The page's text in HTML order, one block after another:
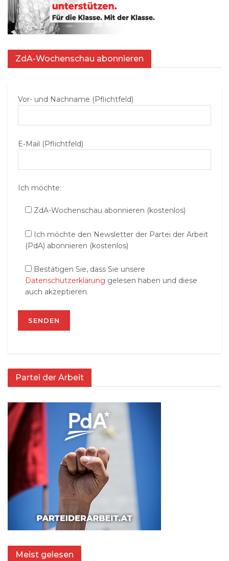
ZdA-Wochenschau abonnieren
Vor- und Nachname (Pflichtfeld)
E‑Mail (Pflichtfeld)
Ich möchte:
ZdA-Wochenschau abonnieren (kostenlos)
Ich möchte den Newsletter der Partei der Arbeit
(PdA) abonnieren (kostenlos)
Bestätigen Sie, dass Sie unsere
Datenschutzerklärung gelesen haben und diese
auch akzeptieren.
Partei der Arbeit
Meist gelesen